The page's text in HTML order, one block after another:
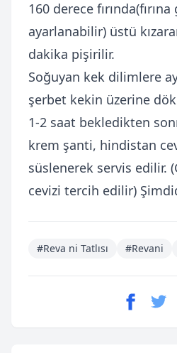
160 derece fırında(fırına
ayarlanabilir) üstü
dakika pişirilir.
Soğuyan kek dilimlere
şerbet kekin üzerine
1-2 saat bekledikten
krem şanti, hindistan
süslenerek servis edilir.
cevizi tercih edilir)
#Reva ni Tatlısı #Revani